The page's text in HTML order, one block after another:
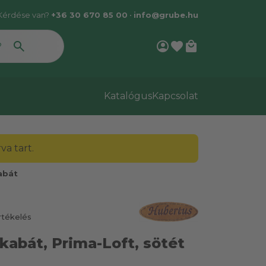
van? +36 30 670 85 00 • info@grube.hu
account_circlefavorite local_mall
KatalógusKapcsolat
tart.
Prima-Loft, sötét